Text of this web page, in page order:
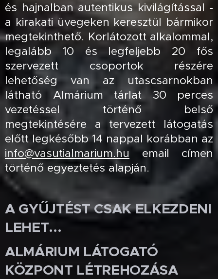
és hajnalban autentikus kivilágítással -
a kirakati üvegeken keresztül bármikor
megtekinthető. Korlátozott alkalommal,
legalább 10 és legfeljebb 20 fős
szervezett csoportok részére
lehetőség van az utascsarnokban
látható Almárium tárlat 30 perces
vezetéssel történő belső
megtekintésére a tervezett látogatás
előtt legkésőbb 14 nappal korábban az
info@vasutialmarium.hu email címen
történő egyeztetés alapján.
A GYŰJTÉST CSAK ELKEZDENI
LEHET...
ALMÁRIUM LÁTOGATÓ
KÖZPONT LÉTREHOZÁSA